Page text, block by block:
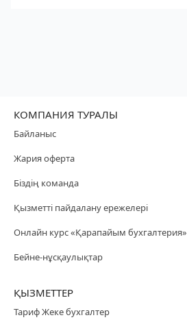
КОМПАНИЯ ТУРАЛЫ
Байланыс
Жария оферта
Біздің команда
Қызметті пайдалану ережелері
Онлайн курс «Қарапайым бухгалтерия»
Бейне-нұсқаулықтар
ҚЫЗМЕТТЕР
Тариф Жеке бухгалтер